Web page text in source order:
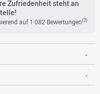
Zufriedenheit steht an
auf 1 082 Bewertungen(3)